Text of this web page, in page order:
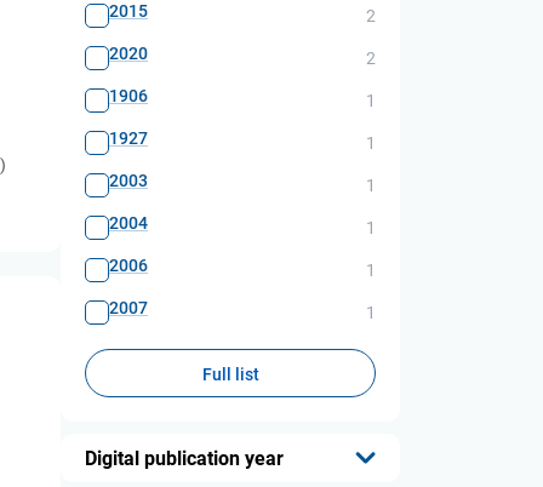
2015
2
2020
2
1906
1
1927
1
2003
1
2004
1
2006
1
2007
1
Full list
Digital publication year